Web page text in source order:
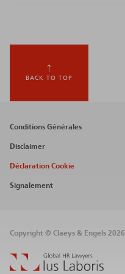
BACK TO TOP
Footer
menu
Conditions Générales
Disclaimer
Déclaration Cookie
Signalement
Copyright © Claeys & Engels 2026